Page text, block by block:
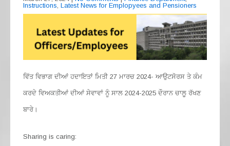
k
Instructions, Latest News for Emplopyees and Pensioners
ਵਿੱਤ ਵਿਭਾਗ ਦੀਆਂ ਹਦਾਇਤਾਂ ਮਿਤੀ 27 ਮਾਰਚ 2024- ਆਉਟਸੋਰਸ ਤੇ ਕੰਮ
ਕਰਦੇ ਵਿਅਕਤੀਆਂ ਦੀਆਂ ਸੇਵਾਵਾਂ ਨੂੰ ਸਾਲ 2024-2025 ਦੌਰਾਨ ਚਾਲੂ ਰੱਖਣ
ਬਾਰੇ।
Sharing is caring: